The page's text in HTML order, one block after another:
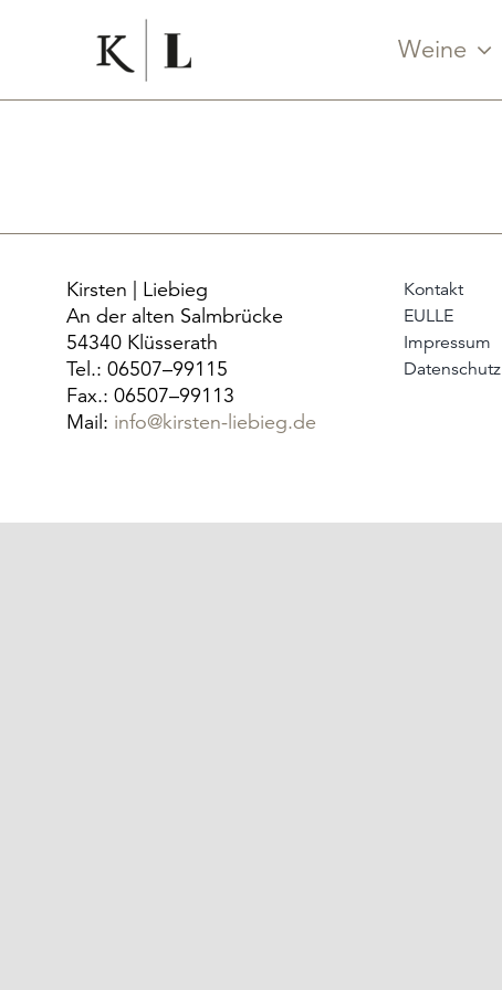
Weine
Kirsten | Liebieg
An der alten Salmbrücke
54340 Klüsserath
Tel.: 06507–99115
Fax.: 06507–99113
Mail: info@kirsten-liebieg.de
Kontakt
EULLE
Impressum
Datenschutz